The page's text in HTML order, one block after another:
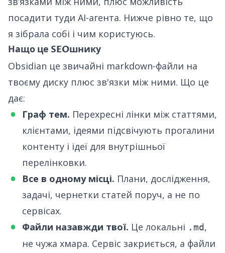
посадити туди AI-агента. Нижче рівно те, що
я зібрала собі і чим користуюсь.
Нащо це SEOшнику
Obsidian це звичайні markdown-файли на
твоєму диску плюс зв'язки між ними. Що це
дає:
Граф тем. Перехресні лінки між статтями,
клієнтами, ідеями підсвічують прогалини
контенту і ідеї для внутрішньої
перелінковки.
Все в одному місці. Плани, дослідження,
задачі, чернетки статей поруч, а не по
сервісах.
Файли назавжди твої. Це локальні .md,
не чужа хмара. Сервіс закриється, а файли